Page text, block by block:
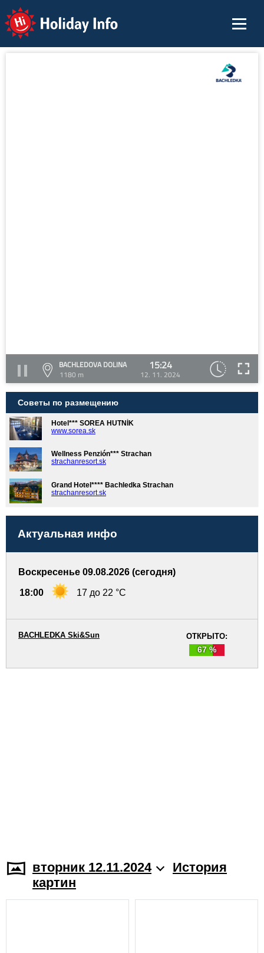
Holiday Info
BACHLEDOVA DOLINA
1180 m
15:24
12. 11. 2024
Советы по размещению
Hotel*** SOREA HUTNÍK
www.sorea.sk
Wellness Penzión*** Strachan
strachanresort.sk
Grand Hotel**** Bachledka Strachan
strachanresort.sk
Актуальная инфо
Воскресенье 09.08.2026 (сегодня)
18:00 17 до 22 °C
ОТКРЫТО:
67 %
BACHLEDKA Ski&Sun
вторник 12.11.2024
История
картин